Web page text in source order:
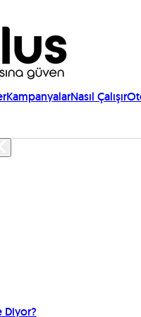
KampanyalarNasıl Çalışır
Diyor?